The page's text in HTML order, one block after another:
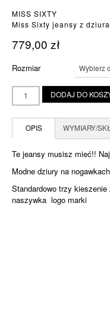
MISS SIXTY
Miss Sixty jeansy z
779,00 zł
Rozmiar
ilość
Miss
jeansy
z
DODAJ DO
OPIS WYMIARY/
Te jeansy musisz mieć!!
Modne dziury na
Standardowo trzy
naszywka logo marki